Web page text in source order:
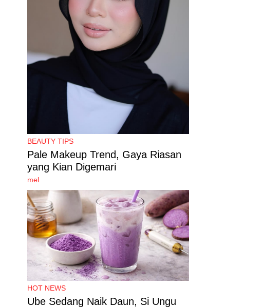
BEAUTY TIPS
Pale Makeup Trend, Gaya Riasan
yang Kian Digemari
mel
HOT NEWS
Ube Sedang Naik Daun, Si Ungu